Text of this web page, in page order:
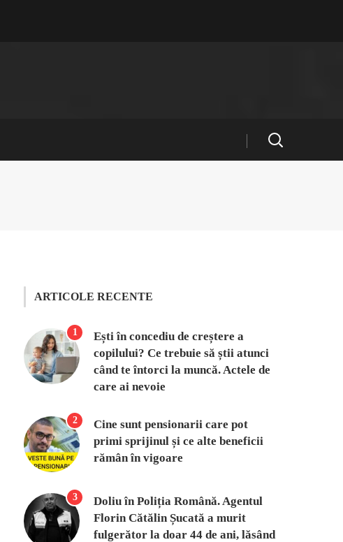
ARTICOLE RECENTE
1
Ești în concediu de creștere a
copilului? Ce trebuie să știi atunci
când te întorci la muncă. Actele de
care ai nevoie
2
Cine sunt pensionarii care pot
primi sprijinul și ce alte beneficii
rămân în vigoare
3
Doliu în Poliția Română. Agentul
Florin Cătălin Șucată a murit
fulgerător la doar 44 de ani, lăsând